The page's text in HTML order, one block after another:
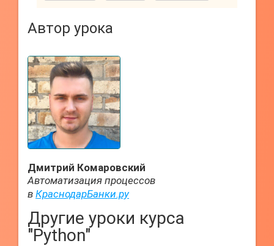
Автор урока
Дмитрий Комаровский
Автоматизация процессов
в КраснодарБанки.ру
Другие уроки курса
"Python"